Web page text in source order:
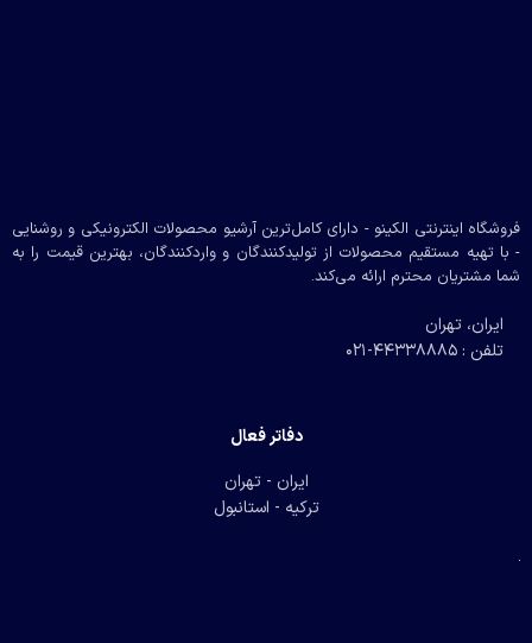
فروشگاه اینترنتی الکینو - دارای کامل‌ترین آرشیو محصولات الکترونیکی و روشنایی
- با تهیه مستقیم محصولات از تولیدکنندگان و واردکنندگان، بهترین قیمت را به
شما مشتریان محترم ارائه می‌کند.
ایران، تهران
تلفن : 44338885-021
دفاتر فعال
ایران - تهران
ترکیه - استانبول